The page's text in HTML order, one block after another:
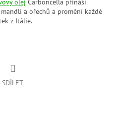
olej Carboncella přináší
a ořechů a promění každé
z Itálie.
SDÍLET